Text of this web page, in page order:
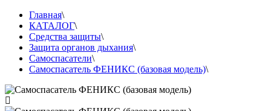
Главная\
КАТАЛОГ\
Средства защиты\
Защита органов дыхания\
Самоспасатели\
Самоспасатель ФЕНИКС (базовая модель)\